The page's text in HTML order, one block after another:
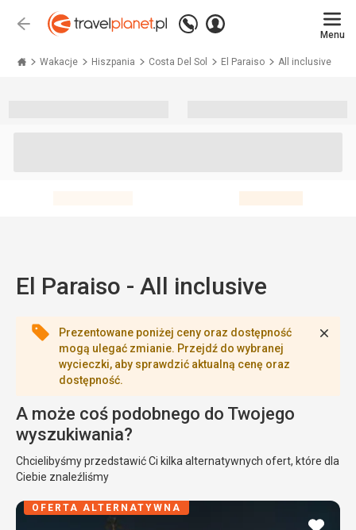
Wstecz
Zadzwoń
+48 71 771 76 55
Zaloguj
Menu
Wakacje Hiszpania Costa Del Sol El Paraiso All inclusive
El Paraiso - All inclusive
Prezentowane poniżej ceny oraz dostępność
mogą ulegać zmianie. Przejdź do wybranej
wycieczki, aby sprawdzić aktualną cenę oraz
dostępność.
A może coś podobnego do Twojego
wyszukiwania?
Chcielibyśmy przedstawić Ci kilka alternatywnych ofert, które dla
Ciebie znaleźliśmy
dodaj
OFERTA ALTERNATYWNA